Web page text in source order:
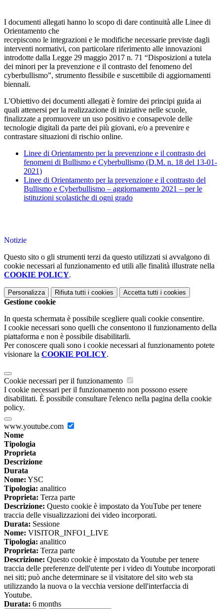
I documenti allegati hanno lo scopo di dare continuità alle Linee di
Orientamento che
recepiscono le integrazioni e le modifiche necessarie previste dagli
interventi normativi, con particolare riferimento alle innovazioni
introdotte dalla Legge 29 maggio 2017 n. 71 “Disposizioni a tutela
dei minori per la prevenzione e il contrasto del fenomeno del
cyberbullismo”, strumento flessibile e suscettibile di aggiornamenti
biennali.
L'Obiettivo dei documenti allegati è fornire dei principi guida ai
quali attenersi per la realizzazione di iniziative nelle scuole,
finalizzate a promuovere un uso positivo e consapevole delle
tecnologie digitali da parte dei più giovani, e/o a prevenire e
contrastare situazioni di rischio online.
Linee di Orientamento per la prevenzione e il contrasto dei
fenomeni di Bullismo e Cyberbullismo (D.M. n. 18 del 13-01-
2021)
Linee di Orientamento per la prevenzione e il contrasto del
Bullismo e Cyberbullismo – aggiornamento 2021 – per le
istituzioni scolastiche di ogni grado
Notizie
Questo sito o gli strumenti terzi da questo utilizzati si avvalgono di
cookie necessari al funzionamento ed utili alle finalità illustrate nella
COOKIE POLICY.
Personalizza Rifiuta tutti i cookies Accetta tutti i cookies
Gestione cookie
In questa schermata è possibile scegliere quali cookie consentire.
I cookie necessari sono quelli che consentono il funzionamento della
piattaforma e non è possibile disabilitarli.
Per conoscere quali sono i cookie necessari al funzionamento potete
visionare la COOKIE POLICY.
Cookie necessari per il funzionamento
I cookie necessari per il funzionamento non possono essere
disabilitati. È possibile consultare l'elenco nella pagina della cookie
policy.
www.youtube.com
Nome
Tipologia
Proprieta
Descrizione
Durata
Nome: YSC
Tipologia: analitico
Proprieta: Terza parte
Descrizione: Questo cookie è impostato da YouTube per tenere
traccia delle visualizzazioni dei video incorporati.
Durata: Sessione
Nome: VISITOR_INFO1_LIVE
Tipologia: analitico
Proprieta: Terza parte
Descrizione: Questo cookie è impostato da Youtube per tenere
traccia delle preferenze dell'utente per i video di Youtube incorporati
nei siti; può anche determinare se il visitatore del sito web sta
utilizzando la nuova o la vecchia versione dell'interfaccia di
Youtube.
Durata: 6 months